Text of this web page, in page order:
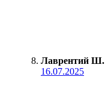
Лаврентий Ш.
16.07.2025